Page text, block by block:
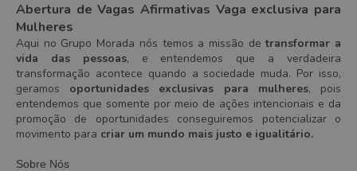
Abertura de Vagas Afirmativas Vaga exclusiva para
Mulheres
Aqui no Grupo Morada nós temos a missão detransformar a
vida das pessoas, e entendemos que a verdadeira
transformação acontece quando a sociedade muda. Por isso,
geramos oportunidades exclusivas para mulheres, pois
entendemos que somente por meio de ações intencionais e da
promoção de oportunidades conseguiremos potencializar o
movimento para criar um mundo mais justo e igualitário.
Sobre Nós